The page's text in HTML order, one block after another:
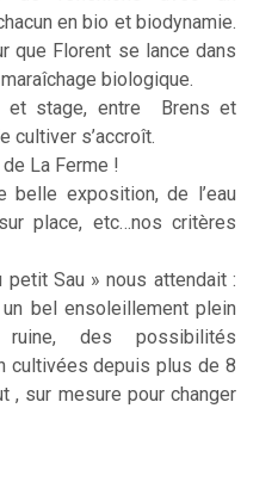
en bio et biodynamie.
que Florent se lance dans
biologique.
et stage, entre Brens et
cultiver s’accroît.
La Ferme !
belle exposition, de l’eau
place, etc…nos critères
Sau » nous attendait :
bel ensoleillement plein
des possibilités
cultivées depuis plus de 8
, sur mesure pour changer